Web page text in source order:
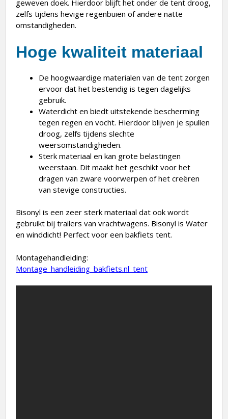
geweven doek. Hierdoor blijft het onder de tent droog,
zelfs tijdens hevige regenbuien of andere natte
omstandigheden.
Hoge kwaliteit materiaal
De hoogwaardige materialen van de tent zorgen
ervoor dat het bestendig is tegen dagelijks
gebruik.
Waterdicht en biedt uitstekende bescherming
tegen regen en vocht. Hierdoor blijven je spullen
droog, zelfs tijdens slechte
weersomstandigheden.
Sterk materiaal en kan grote belastingen
weerstaan. Dit maakt het geschikt voor het
dragen van zware voorwerpen of het creëren
van stevige constructies.
Bisonyl is een zeer sterk materiaal dat ook wordt
gebruikt bij trailers van vrachtwagens. Bisonyl is Water
en winddicht! Perfect voor een bakfiets tent.
Montagehandleiding:
Montage_handleiding_bakfiets.nl_tent